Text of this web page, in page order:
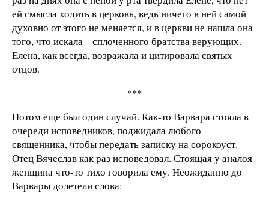
ей смысла ходить в церковь, ведь ничего в ней самой
духовно от этого не меняется, и в церкви не нашла она
того, что искала – сплоченного братства верующих.
Елена, как всегда, возражала и цитировала святых
отцов.
***
Потом еще был один случай. Как-то Варвара стояла в
очереди исповедников, поджидала любого
священника, чтобы передать записку на сорокоуст.
Отец Вячеслав как раз исповедовал. Стоящая у аналоя
женщина что-то тихо говорила ему. Неожиданно до
Варвары долетели слова: